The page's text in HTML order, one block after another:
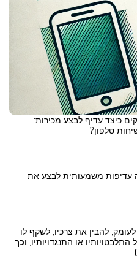
כיצד עדיף לבצע מכירות:
טלפון?
עדיפות משמעותית לבצע את
להבין את צרכיו, לשקף לו
או התנגדויותיו, וכך